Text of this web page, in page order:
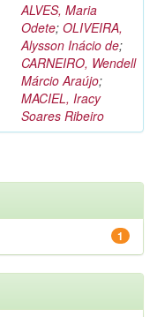
ALVES, Maria
Odete; OLIVEIRA,
Alysson Inácio de;
CARNEIRO, Wendell
Márcio Araújo;
MACIEL, Iracy
Soares Ribeiro
1